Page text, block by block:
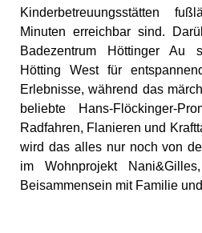
Kinderbetreuungsstätten
Minuten erreichbar sind.
Badezentrum Höttinger Au
Hötting West für
Erlebnisse, während das
beliebte Hans-Flöckinger-
Radfahren, Flanieren und
wird das alles nur noch von
im Wohnprojekt
Beisammensein mit Familie